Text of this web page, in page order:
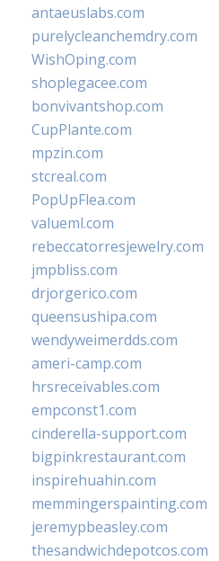
antaeuslabs.com
purelycleanchemdry.com
WishOping.com
shoplegacee.com
bonvivantshop.com
CupPlante.com
mpzin.com
stcreal.com
PopUpFlea.com
valueml.com
rebeccatorresjewelry.com
jmpbliss.com
drjorgerico.com
queensushipa.com
wendyweimerdds.com
ameri-camp.com
hrsreceivables.com
empconst1.com
cinderella-support.com
bigpinkrestaurant.com
inspirehuahin.com
memmingerspainting.com
jeremypbeasley.com
thesandwichdepotcos.com